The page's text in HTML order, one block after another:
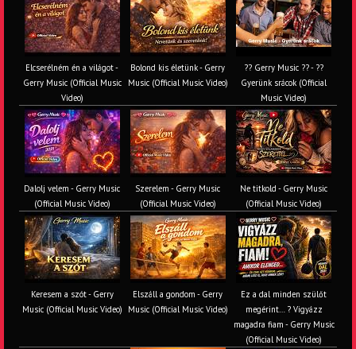
Elcserélném én a világot -
Gerry Music (Official Music
Video)
Bolond kis életünk - Gerry
Music (Official Music Video)
?? Gerry Music ?? - ??
Gyerünk srácok (Official
Music Video)
Dalolj velem - Gerry Music
(Official Music Video)
Szerelem - Gerry Music
(Official Music Video)
Ne titkold - Gerry Music
(Official Music Video)
Keresem a szót - Gerry
Music (Official Music Video)
Elszáll a gondom - Gerry
Music (Official Music Video)
Ez a dal minden szülőt
megérint… ? Vigyázz
magadra fiam - Gerry Music
(Official Music Video)